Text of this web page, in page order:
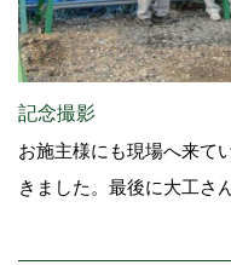
記念撮影
お施主様にも現場へ来て
きました。最後に大工さ